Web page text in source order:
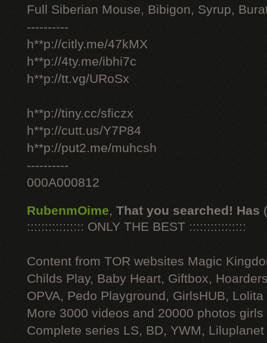
Full Siberian Mouse, Bibigon, Syrup,
----------
h**p://citly.me/47kMX
h**p://4ty.me/ibhi7c
h**p://tt.vg/URoSx
h**p://tiny.cc/sficzx
h**p://cutt.us/Y7P84
h**p://put2.me/muhcsh
----------
000A000812
RubenmOime, That you searched! Has
:::::::::::::::: ONLY THE BEST ::::::::::::::::
Content from TOR websites Magic
Childs Play, Baby Heart, Giftbox,
OPVA, Pedo Playground, GirlsHUB, Lolita
More 3000 videos and 20000 photos
Complete series LS, BD, YWM, Liluplanet